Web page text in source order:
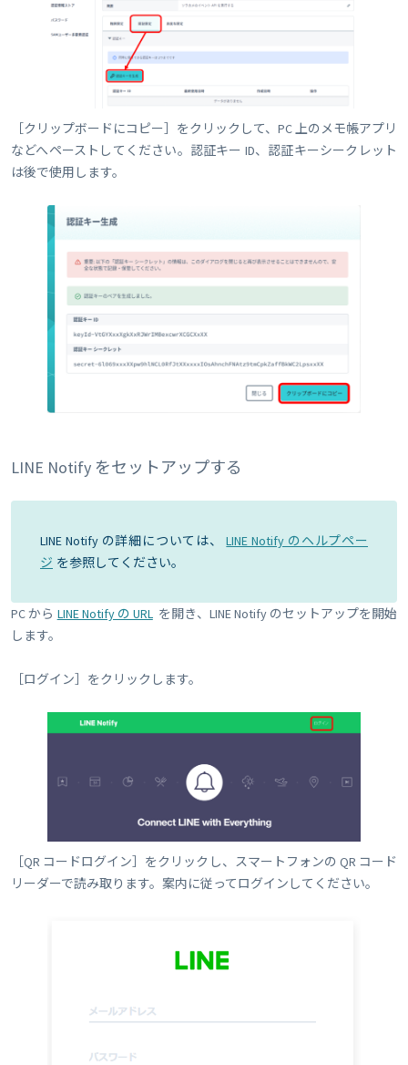
［クリップボードにコピー］をクリックして、PC 上のメモ帳アプリ
などへペーストしてください。認証キー ID、認証キーシークレット
は後で使用します。
LINE Notify をセットアップする
LINE Notify の詳細については、
LINE Notify のヘルプペー
ジ を参照してください。
PC から LINE Notify の URL を開き、LINE Notify のセットアップを開始
します。
［ログイン］をクリックします。
［QR コードログイン］をクリックし、スマートフォンの QR コード
リーダーで読み取ります。案内に従ってログインしてください。